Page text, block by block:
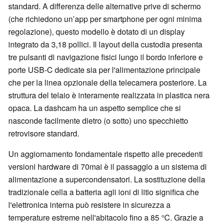
standard. A differenza delle alternative prive di schermo
(che richiedono un’app per smartphone per ogni minima
regolazione), questo modello è dotato di un display
integrato da 3,18 pollici. Il layout della custodia presenta
tre pulsanti di navigazione fisici lungo il bordo inferiore e
porte USB-C dedicate sia per l'alimentazione principale
che per la linea opzionale della telecamera posteriore. La
struttura del telaio è interamente realizzata in plastica nera
opaca. La dashcam ha un aspetto semplice che si
nasconde facilmente dietro (o sotto) uno specchietto
retrovisore standard.
Un aggiornamento fondamentale rispetto alle precedenti
versioni hardware di 70mai è il passaggio a un sistema di
alimentazione a supercondensatori. La sostituzione della
tradizionale cella a batteria agli ioni di litio significa che
l'elettronica interna può resistere in sicurezza a
temperature estreme nell'abitacolo fino a 85 °C. Grazie a